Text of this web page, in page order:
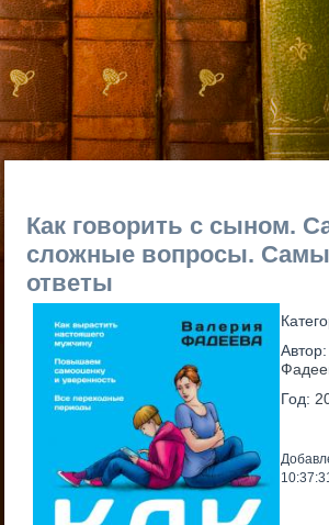
Как говорить с сыном.
сложные вопросы.
ответы
Автор:
Год:
10:37:31